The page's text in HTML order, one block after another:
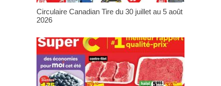
Circulaire Canadian Tire du 30 juillet au 5 août
2026